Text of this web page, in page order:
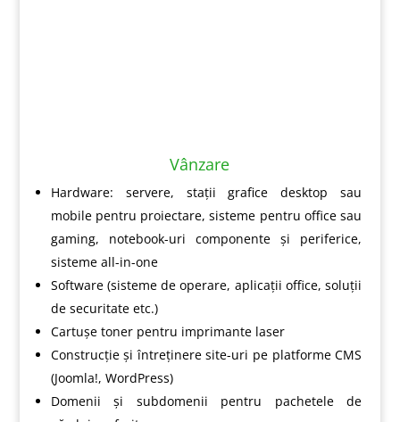
Vânzare
Hardware: servere, stații grafice desktop sau
mobile pentru proiectare, sisteme pentru office sau
gaming, notebook-uri componente și periferice,
sisteme all-in-one
Software (sisteme de operare, aplicații office, soluții
de securitate etc.)
Cartușe toner pentru imprimante laser
Construcție și întreținere site-uri pe platforme CMS
(Joomla!, WordPress)
Domenii și subdomenii pentru pachetele de